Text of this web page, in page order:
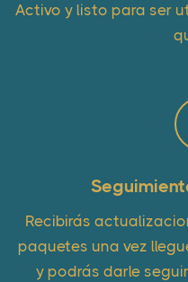
Activo y listo para ser
Recibirás
paquetes una vez
y podrás darle